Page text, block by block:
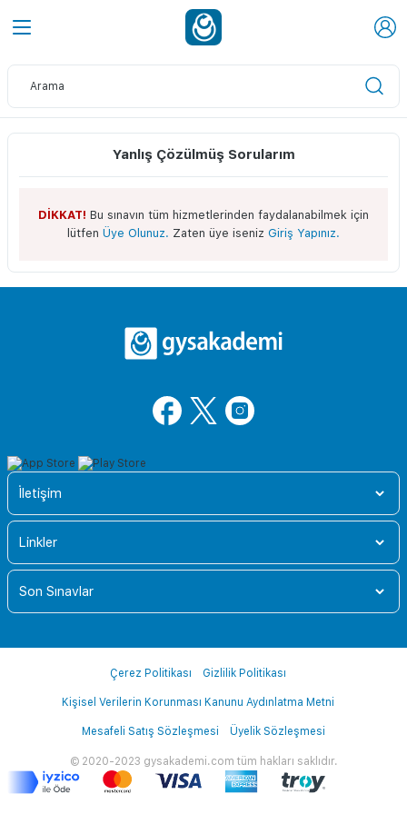
Yanlış Çözülmüş Sorularım
DİKKAT! Bu sınavın tüm hizmetlerinden faydalanabilmek için
lütfen Üye Olunuz. Zaten üye iseniz Giriş Yapınız.
İletişim
Linkler
Son Sınavlar
© 2020-2023 gysakademi.com tüm hakları saklıdır.
Çerez Politikası Gizlilik Politikası
Kişisel Verilerin Korunması Kanunu Aydınlatma Metni
Mesafeli Satış Sözleşmesi Üyelik Sözleşmesi